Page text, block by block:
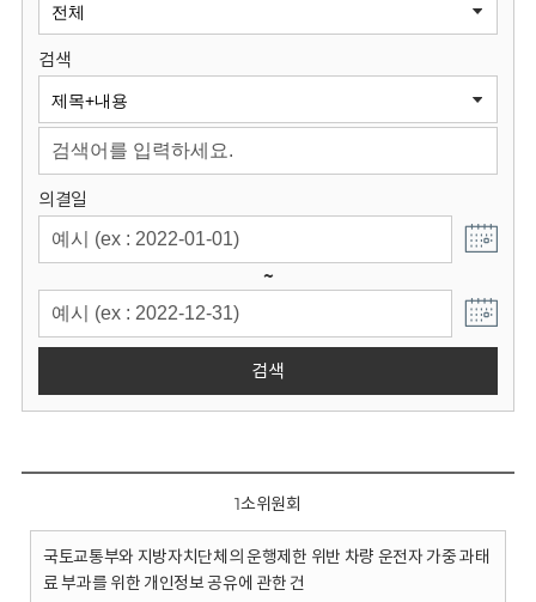
원
회
검색
의결일
~
검색
1소위원회
국토교통부와 지방자치단체의 운행제한 위반 차량 운전자 가중 과태
료 부과를 위한 개인정보 공유에 관한 건